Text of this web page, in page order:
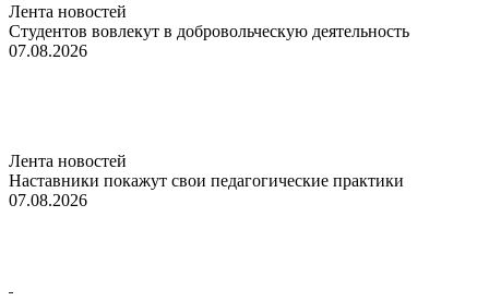
Лента новостей
Студентов вовлекут в добровольческую деятельность
07.08.2026
Лента новостей
Наставники покажут свои педагогические практики
07.08.2026